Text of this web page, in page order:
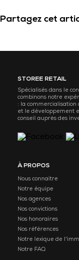
Partagez cet
STOREE RETAIL
Spécialisés dans le
combinons notre
: la commercialisation
et le développement
conseil auprès des
À PROPOS
Nous connaitre
Notre équipe
Nos agences
Nos convictions
Nos honoraires
Nos références
Notre lexique de
Notre FAQ